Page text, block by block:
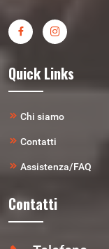
Quick Links
Chi siamo
Contatti
Assistenza/FAQ
Contatti